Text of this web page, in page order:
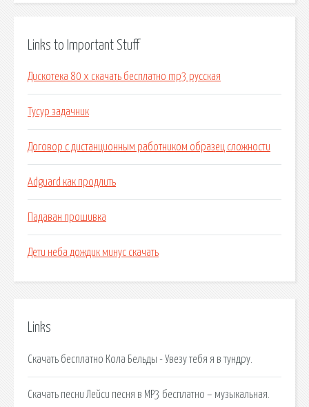
Links to Important Stuff
Дискотека 80 х скачать бесплатно mp3 русская
Тусур задачник
Договор с дистанционным работником образец сложности
Adguard как продлить
Падаван прошивка
Дети неба дождик минус скачать
Links
Скачать бесплатно Кола Бельды - Увезу тебя я в тундру.
Скачать песни Лейси песня в MP3 бесплатно – музыкальная.